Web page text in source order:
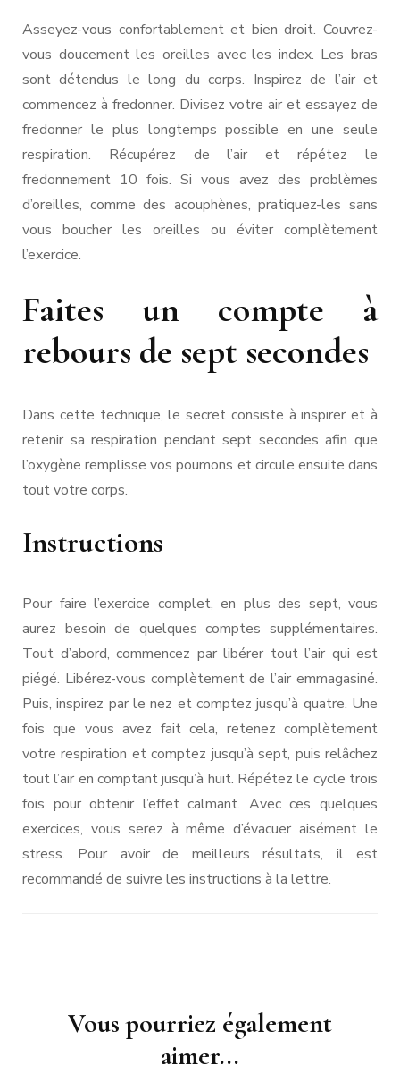
Asseyez-vous confortablement et bien droit. Couvrez-
vous doucement les oreilles avec les index. Les bras
sont détendus le long du corps. Inspirez de l’air et
commencez à fredonner. Divisez votre air et essayez de
fredonner le plus longtemps possible en une seule
respiration. Récupérez de l’air et répétez le
fredonnement 10 fois. Si vous avez des problèmes
d’oreilles, comme des acouphènes, pratiquez-les sans
vous boucher les oreilles ou éviter complètement
l’exercice.
Faites un compte à
rebours de sept secondes
Dans cette technique, le secret consiste à inspirer et à
retenir sa respiration pendant sept secondes afin que
l’oxygène remplisse vos poumons et circule ensuite dans
tout votre corps.
Instructions
Pour faire l’exercice complet, en plus des sept, vous
aurez besoin de quelques comptes supplémentaires.
Tout d’abord, commencez par libérer tout l’air qui est
piégé. Libérez-vous complètement de l’air emmagasiné.
Puis, inspirez par le nez et comptez jusqu’à quatre. Une
fois que vous avez fait cela, retenez complètement
votre respiration et comptez jusqu’à sept, puis relâchez
tout l’air en comptant jusqu’à huit. Répétez le cycle trois
fois pour obtenir l’effet calmant. Avec ces quelques
exercices, vous serez à même d’évacuer aisément le
stress. Pour avoir de meilleurs résultats, il est
recommandé de suivre les instructions à la lettre.
Navigation
Vous pourriez également
aimer...